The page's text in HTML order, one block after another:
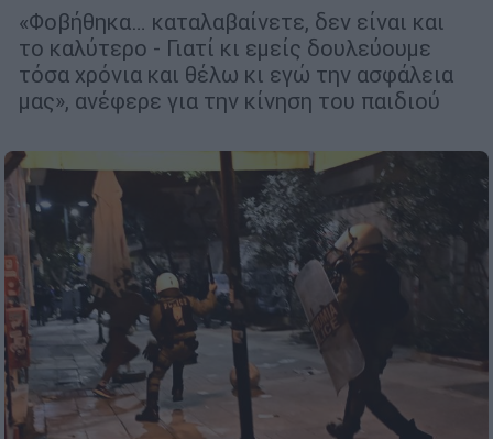
«Φοβήθηκα… καταλαβαίνετε, δεν είναι και
το καλύτερο - Γιατί κι εμείς δουλεύουμε
τόσα χρόνια και θέλω κι εγώ την ασφάλεια
μας», ανέφερε για την κίνηση του παιδιού